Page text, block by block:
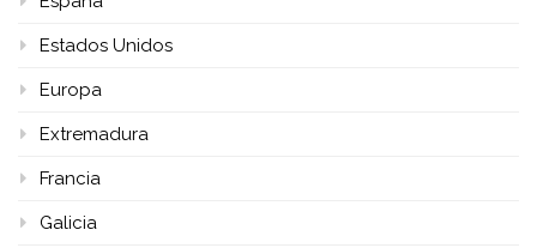
Estados Unidos
Europa
Extremadura
Francia
Galicia